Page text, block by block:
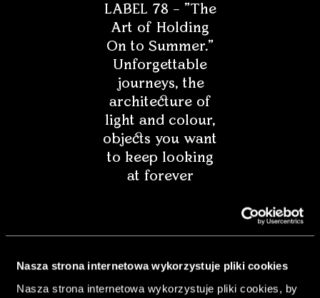
Nasza strona internetowa wykorzystuje pliki cookies
Nasza strona internetowa wykorzystuje pliki cookies, by
LABEL 78 – "The
Art of Holding
On to Summer."
Unforgettable
journeys, the
architecture of
light and colour,
objects you want
to keep looking
at forever